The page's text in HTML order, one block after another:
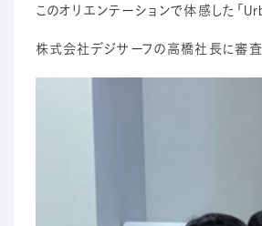
このオリエンテーションで体感した「
株式会社デジサーフの高橋社長に審査